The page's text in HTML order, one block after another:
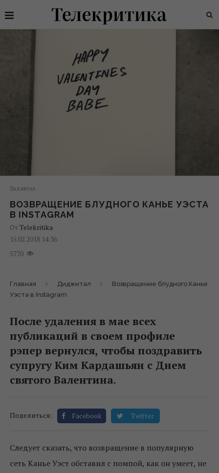
Диджитал
ВОЗВРАЩЕНИЕ БЛУДНОГО КАНЬЕ УЭСТА
В INSTAGRAM
От Telekritika
15.02.2018 14:36
5770
Главная Диджитал
Возвращение блудного Канье
Уэста в Instagram
После удаления в мае всех
публикаций в своем профиле
рэпер вернулся, чтобы поздравить
супругу Ким Кардашьян с Днем
святого Валентина.
Поделиться: Facebook Twitter
Следует сказать, что возвращение в популярную
сеть Канье Уэст обставил с помпой, как он умеет, не